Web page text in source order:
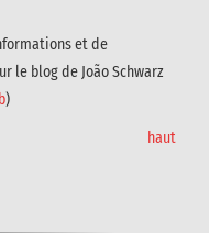
et de
le blog de João Schwarz
)
haut